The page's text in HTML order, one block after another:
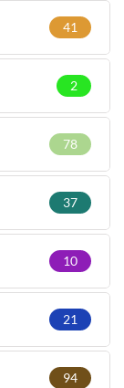
41
2
78
37
10
21
94